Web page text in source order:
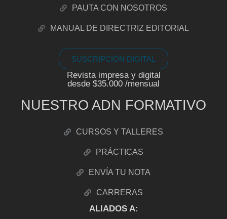
PAUTA CON NOSOTROS
MANUAL DE DIRECTRIZ EDITORIAL
SUSCRIPCIÓN DIGITAL
Revista impresa y digital
desde $35.000 /mensual
NUESTRO ADN FORMATIVO
CURSOS Y TALLERES
PRÁCTICAS
ENVÍA TU NOTA
CARRERAS
ALIADOS A: